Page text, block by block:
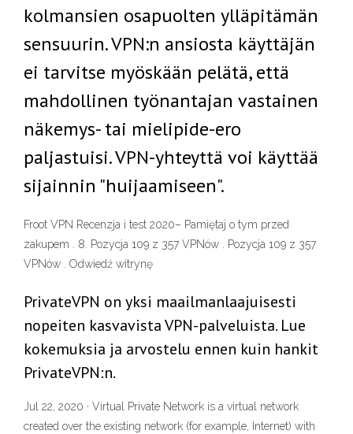
kolmansien osapuolten ylläpitämän
sensuurin. VPN:n ansiosta käyttäjän
ei tarvitse myöskään pelätä, että
mahdollinen työnantajan vastainen
näkemys- tai mielipide-ero
paljastuisi. VPN-yhteyttä voi käyttää
sijainnin "huijaamiseen".
Froot VPN Recenzja i test 2020– Pamiętaj o tym przed
zakupem . 8. Pozycja 109 z 357 VPNów . Pozycja 109 z 357
VPNów . Odwiedź witrynę
PrivateVPN on yksi maailmanlaajuisesti
nopeiten kasvavista VPN-palveluista. Lue
kokemuksia ja arvostelu ennen kuin hankit
PrivateVPN:n.
Jul 22, 2020 · Virtual Private Network is a virtual network
created over the existing network (for example, Internet) with